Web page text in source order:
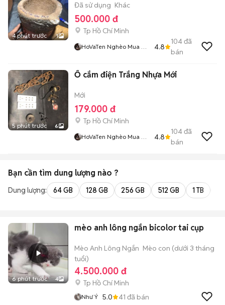
4 phút trước 1
Đã sử dụng Khác
500.000 đ
Tp Hồ Chí Minh
HoVaTen Nghèo Mua Gì
4.8
104đã
bán
5 phút trước 6
Ổ cắm điện Trắng Nhựa Mới
Mới
179.000 đ
Tp Hồ Chí Minh
HoVaTen Nghèo Mua Gì
4.8
104đã
bán
Bạn cần tìm dung lượng nào ?
Dung lượng: 64 GB 128 GB 256 GB 512 GB 1 TB
6 phút trước 4
mèo anh lông ngắn bicolor tai cụp
Mèo Anh Lông Ngắn Mèo con (dưới 3 tháng
tuổi)
4.500.000 đ
Tp Hồ Chí Minh
Như Ý 5.0 41 đã bán